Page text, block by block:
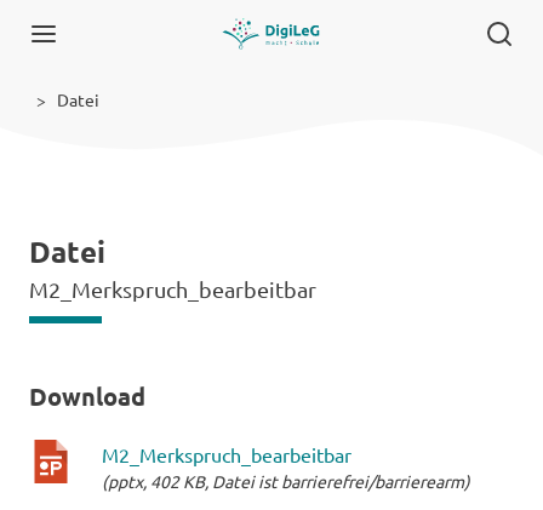
Datei
Datei
M2_Merkspruch_bearbeitbar
Download
M2_Merkspruch_bearbeitbar
(pptx, 402 KB, Datei ist barrierefrei/barrierearm)